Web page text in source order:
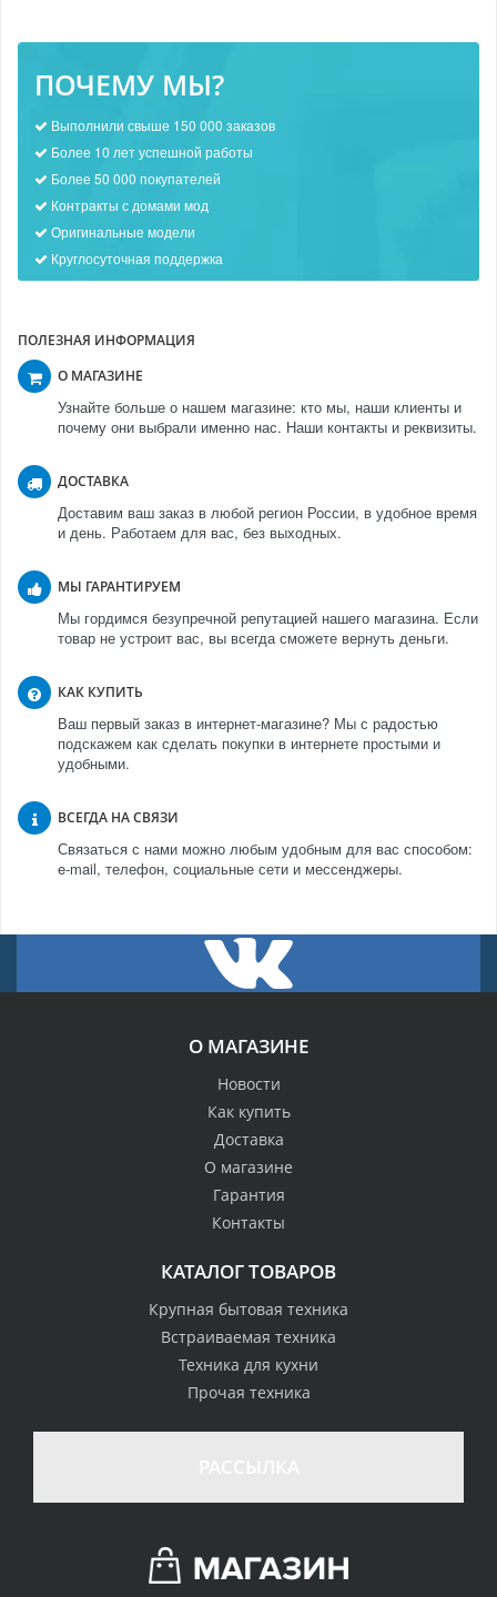
ПОЧЕМУ МЫ?
Выполнили свыше 150 000 заказов
Более 10 лет успешной работы
Более 50 000 покупателей
Контракты с домами мод
Оригинальные модели
Круглосуточная поддержка
ПОЛЕЗНАЯ ИНФОРМАЦИЯ
О МАГАЗИНЕ
Узнайте больше о нашем магазине: кто мы, наши клиенты и
почему они выбрали именно нас. Наши контакты и реквизиты.
ДОСТАВКА
Доставим ваш заказ в любой регион России, в удобное время
и день. Работаем для вас, без выходных.
МЫ ГАРАНТИРУЕМ
Мы гордимся безупречной репутацией нашего магазина. Если
товар не устроит вас, вы всегда сможете вернуть деньги.
КАК КУПИТЬ
Ваш первый заказ в интернет-магазине? Мы с радостью
подскажем как сделать покупки в интернете простыми и
удобными.
ВСЕГДА НА СВЯЗИ
Связаться с нами можно любым удобным для вас способом:
e-mail, телефон, социальные сети и мессенджеры.
О МАГАЗИНЕ
Новости
Как купить
Доставка
О магазине
Гарантия
Контакты
КАТАЛОГ ТОВАРОВ
Крупная бытовая техника
Встраиваемая техника
Техника для кухни
Прочая техника